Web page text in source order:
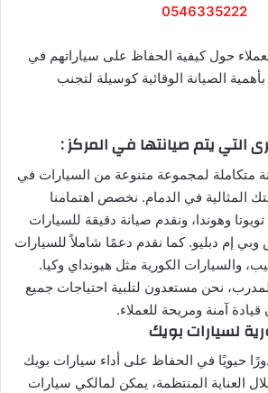
0546335222
حول كيفية الحفاظ على سياراتهم في
الصيانة الوقائية كوسيلة لتجنب
التي يتم صيانتها في المركز :
متكاملة لمجموعة متنوعة من السيارات في
المثالية في الدمام. نخصص اهتمامنا
تويوتا وهوندا، ونقدم صيانة دقيقة للسيارات
وبي إم دبليو. كما نقدم دعمًا شاملاً للسيارات
والسيارات الكورية مثل هيونداي وكيا.
نحن مستعدون لتلبية احتياجات جميع
آمنة ومريحة للعملاء.
لسيارات بويك
حيويًا في الحفاظ على أداء سيارات بويك
العناية المنتظمة، يمكن لمالكي سيارات